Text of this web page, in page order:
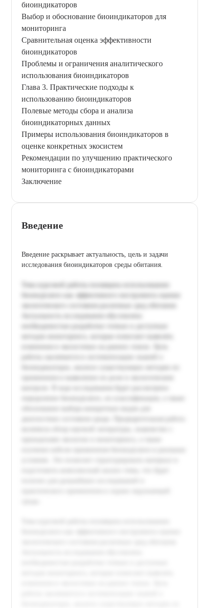
биоиндикаторов
Выбор и обоснование биоиндикаторов для
мониторинга
Сравнительная оценка эффективности
биоиндикаторов
Проблемы и ограничения аналитического
использования биоиндикаторов
Глава 3. Практические подходы к
использованию биоиндикаторов
Полевые методы сбора и анализа
биоиндикаторных данных
Примеры использования биоиндикаторов в
оценке конкретных экосистем
Рекомендации по улучшению практического
мониторинга с биоиндикаторами
Заключение
Введение
Введение раскрывает актуальность, цель и задачи
исследования биоиндикаторов среды обитания.